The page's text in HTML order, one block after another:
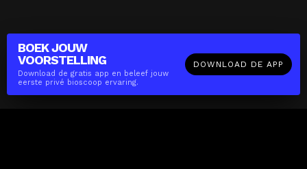
BOEK JOUW
VOORSTELLING
Download de gratis app en beleef jouw
eerste privé bioscoop ervaring.
DOWNLOAD DE APP